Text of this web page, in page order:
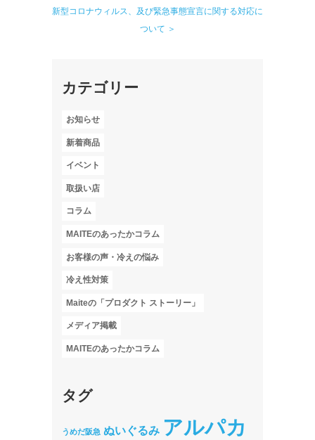
新型コロナウィルス、及び緊急事態宣言に関する対応に
ついて ＞
カテゴリー
お知らせ
新着商品
イベント
取扱い店
コラム
MAITEのあったかコラム
お客様の声・冷えの悩み
冷え性対策
Maiteの「プロダクト ストーリー」
メディア掲載
MAITEのあったかコラム
タグ
うめだ阪急 ぬいぐるみ アルパカ